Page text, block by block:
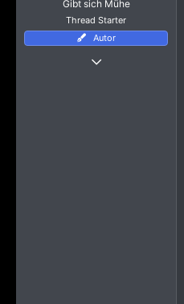
Gibt sich Mühe
Thread Starter
Autor